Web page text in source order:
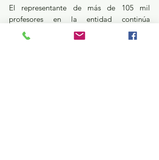
El representante de más de 105 mil
profesores en la entidad continúa
realizando estos acercamientos en las
diferentes normales mexiquenses, en las